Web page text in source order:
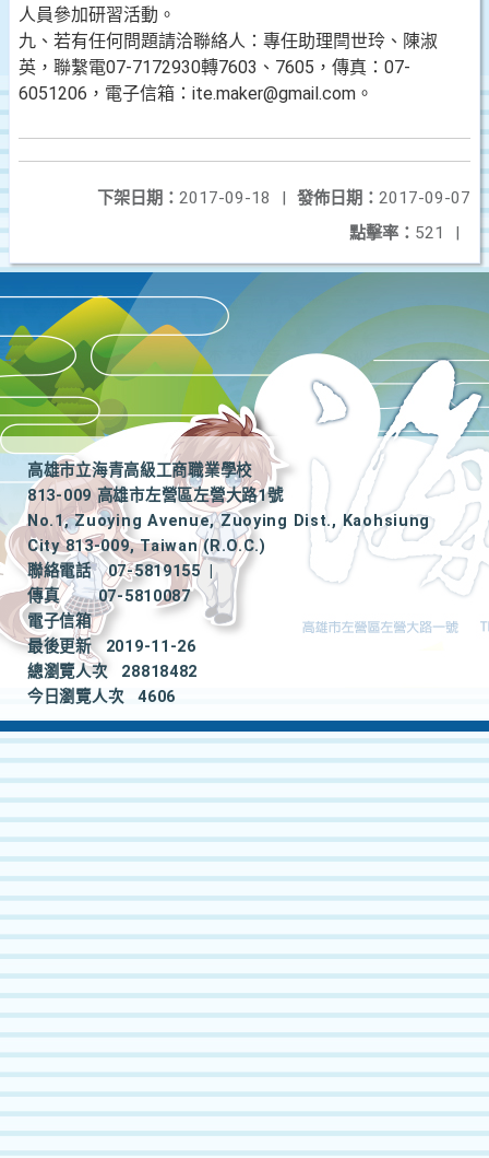
人員參加研習活動。
九、若有任何問題請洽聯絡人：專任助理閆世玲、陳淑
英，聯繫電07-7172930轉7603、7605，傳真：07-
6051206，電子信箱：ite.maker@gmail.com。
發佈日期： 2017-09-07
下架日期： 2017-09-18
|
點擊率： 521 |
高雄市立海青高級工商職業學校
813-009 高雄市左營區左營大路1號
No.1, Zuoying Avenue, Zuoying Dist., Kaohsiung
City 813-009, Taiwan (R.O.C.)
聯絡電話
07-5819155
|
傳真
07-5810087
電子信箱
最後更新
2019-11-26
總瀏覽人次
28818482
今日瀏覽人次
4606